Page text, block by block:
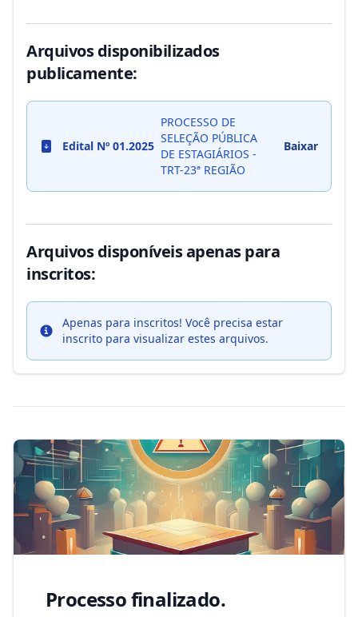
Arquivos disponibilizados
publicamente:
Info Edital Nº 01.2025
PROCESSO DE
SELEÇÃO PÚBLICA
DE ESTAGIÁRIOS -
TRT-23ª REGIÃO
Baixar
Arquivos disponíveis apenas para
inscritos:
Info
Apenas para inscritos! Você precisa estar
inscrito para visualizar estes arquivos.
Processo finalizado.